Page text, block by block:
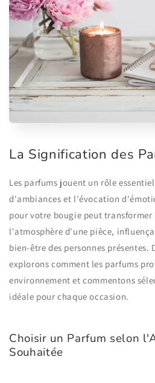
La Signification des
Les parfums jouent un rôle
d'ambiances et l'évocation
pour votre bougie peut
l'atmosphère d'une pièce,
bien-être des personnes présentes.
explorons comment les parfums
environnement et commentons
idéale pour chaque occasion.
Choisir un Parfum selon
Souhaitée